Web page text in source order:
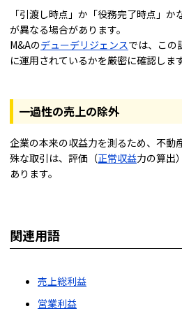
「引渡し時点」か「役務完了時点」
が異なる場合があります。
M&Aのデューデリジェンスでは、この
に運用されているかを厳密に確認します
一過性の売上の除外
企業の本来の収益力を測るため、不動
殊な取引は、評価（正常収益力の算出
あります。
関連用語
売上総利益
営業利益